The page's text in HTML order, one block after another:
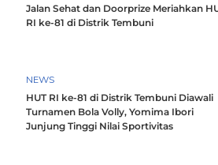
Jalan Sehat dan Doorprize Meriahkan
RI ke-81 di Distrik Tembuni
NEWS
HUT RI ke-81 di Distrik Tembuni Diawali
Turnamen Bola Volly, Yomima Ibori
Junjung Tinggi Nilai Sportivitas